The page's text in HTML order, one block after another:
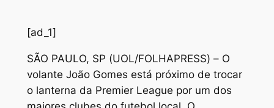
[ad_1]
SÃO PAULO, SP (UOL/FOLHAPRESS) – O
volante João Gomes está próximo de trocar
o lanterna da Premier League por um dos